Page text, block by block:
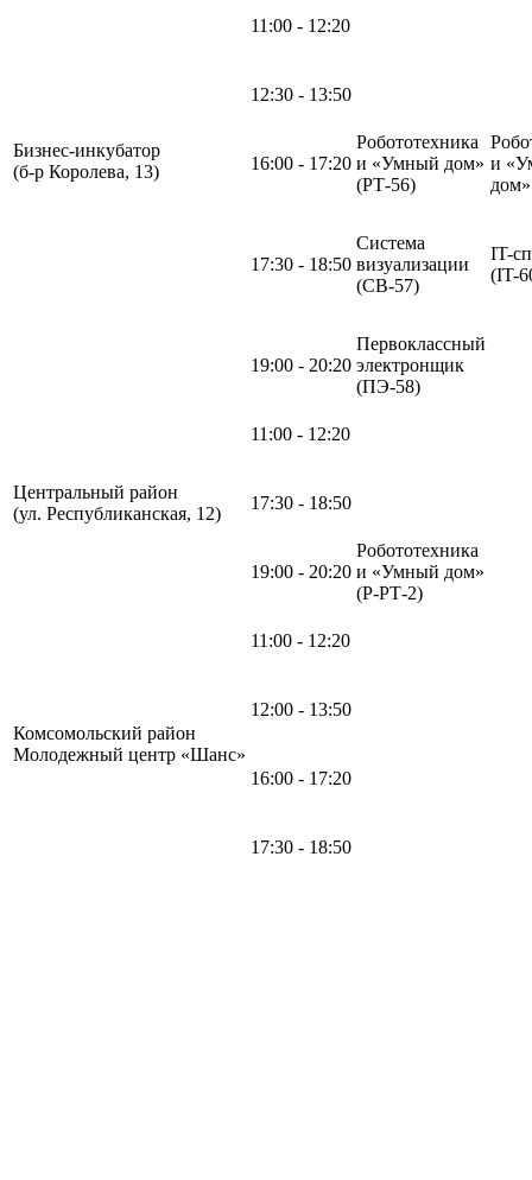
Бизнес-инкубатор
(б-р Королева, 13)
11:00 - 12:20
12:30 - 13:50
16:00 - 17:20
Робототехника
и «Умный дом»
(РТ-56)
и
17:30 - 18:50
Система
визуализации
(СВ-57)
IT-
(IT-
19:00 - 20:20
Первоклассный
электронщик
(ПЭ-58)
Центральный район
(ул. Республиканская, 12)
11:00 - 12:20
17:30 - 18:50
19:00 - 20:20
Робототехника
и «Умный дом»
(Р-РТ-2)
Комсомольский район
Молодежный центр «Шанс»
11:00 - 12:20
12:00 - 13:50
16:00 - 17:20
17:30 - 18:50